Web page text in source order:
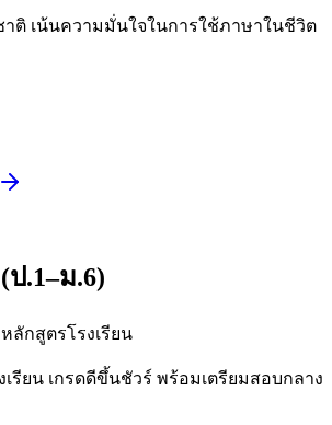
ติ เน้นความมั่นใจในการใช้ภาษาในชีวิต
ป.1–ม.6)
ลักสูตรโรงเรียน
รียน เกรดดีขึ้นชัวร์ พร้อมเตรียมสอบกลาง